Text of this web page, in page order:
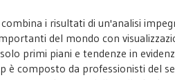
i risultati di un'analisi
del mondo con
primi piani e tendenze in
è composto da professionisti del